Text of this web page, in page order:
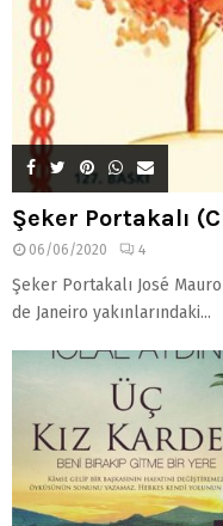
Şeker Portakalı
06/06/2020 4
Şeker Portakalı José
de Janeiro yakınlarındaki...